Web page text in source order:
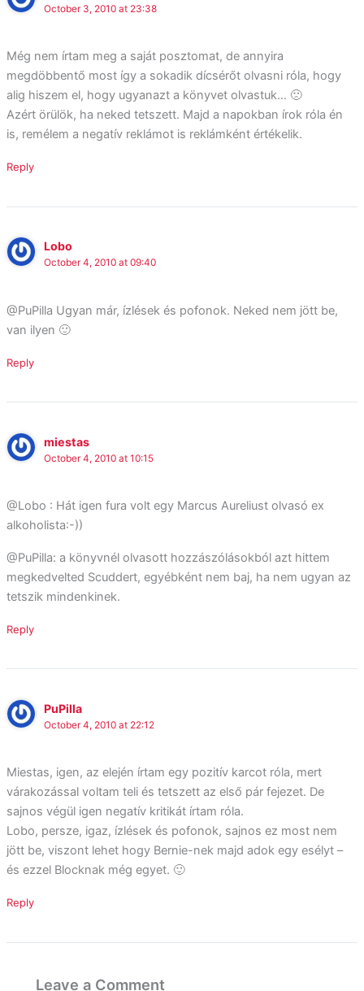
October 3, 2010 at 23:38
Még nem írtam meg a saját posztomat, de annyira
megdöbbentő most így a sokadik dícsérőt olvasni róla, hogy
alig hiszem el, hogy ugyanazt a könyvet olvastuk… 🙁
Azért örülök, ha neked tetszett. Majd a napokban írok róla én
is, remélem a negatív reklámot is reklámként értékelik.
Reply
Lobo
October 4, 2010 at 09:40
@PuPilla Ugyan már, ízlések és pofonok. Neked nem jött be,
van ilyen 🙂
Reply
miestas
October 4, 2010 at 10:15
@Lobo : Hát igen fura volt egy Marcus Aureliust olvasó ex
alkoholista:-))
@PuPilla: a könyvnél olvasott hozzászólásokból azt hittem
megkedvelted Scuddert, egyébként nem baj, ha nem ugyan az
tetszik mindenkinek.
Reply
PuPilla
October 4, 2010 at 22:12
Miestas, igen, az elején írtam egy pozitív karcot róla, mert
várakozással voltam teli és tetszett az első pár fejezet. De
sajnos végül igen negatív kritikát írtam róla.
Lobo, persze, igaz, ízlések és pofonok, sajnos ez most nem
jött be, viszont lehet hogy Bernie-nek majd adok egy esélyt –
és ezzel Blocknak még egyet. 🙂
Reply
Leave a Comment